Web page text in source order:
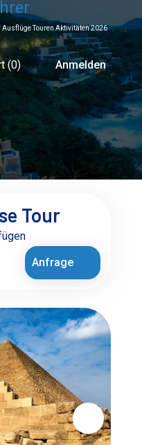
(0) Anmelden
Ausflüge Touren Aktivitäten 2026
Tour
Anfrage